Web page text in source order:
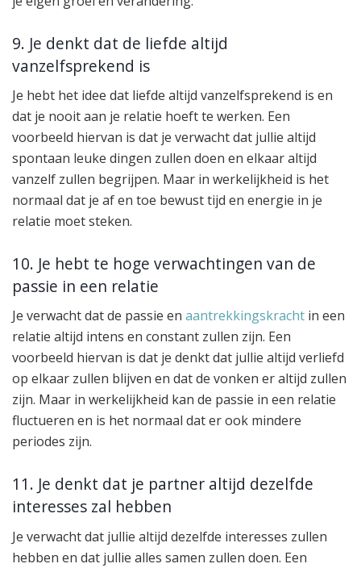
9. Je denkt dat de liefde altijd
vanzelfsprekend is
Je hebt het idee dat liefde altijd vanzelfsprekend is en
dat je nooit aan je relatie hoeft te werken. Een
voorbeeld hiervan is dat je verwacht dat jullie altijd
spontaan leuke dingen zullen doen en elkaar altijd
vanzelf zullen begrijpen. Maar in werkelijkheid is het
normaal dat je af en toe bewust tijd en energie in je
relatie moet steken.
10. Je hebt te hoge verwachtingen van de
passie in een relatie
Je verwacht dat de passie en aantrekkingskracht in een
relatie altijd intens en constant zullen zijn. Een
voorbeeld hiervan is dat je denkt dat jullie altijd verliefd
op elkaar zullen blijven en dat de vonken er altijd zullen
zijn. Maar in werkelijkheid kan de passie in een relatie
fluctueren en is het normaal dat er ook mindere
periodes zijn.
11. Je denkt dat je partner altijd dezelfde
interesses zal hebben
Je verwacht dat jullie altijd dezelfde interesses zullen
hebben en dat jullie alles samen zullen doen. Een